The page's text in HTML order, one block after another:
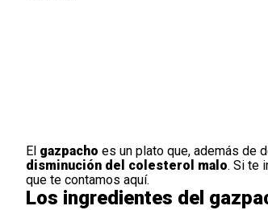
El gazpacho es un plato que, además de
disminución del colesterol malo. Si te
que te contamos aquí.
Los ingredientes del